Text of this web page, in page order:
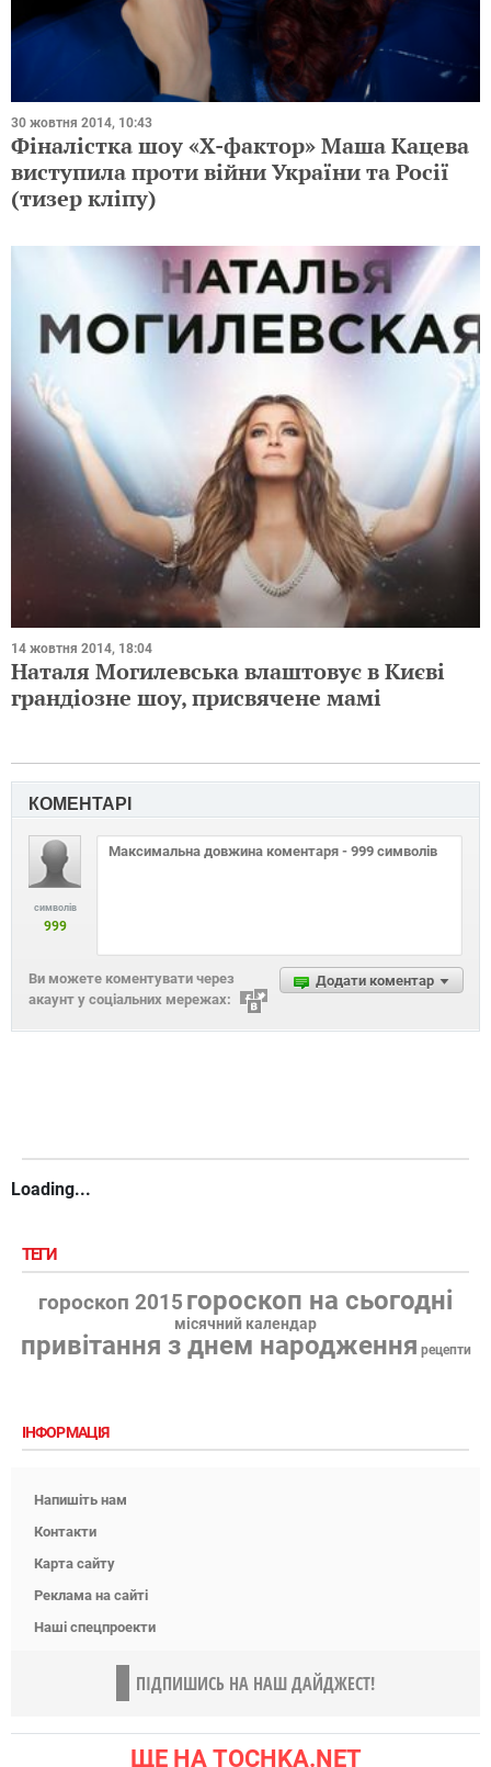
30 жовтня 2014, 10:43
Фіналістка шоу «Х-фактор» Маша Кацева
виступила проти війни України та Росії
(тизер кліпу)
14 жовтня 2014, 18:04
Наталя Могилевська влаштовує в Києві
грандіозне шоу, присвячене мамі
КОМЕНТАРІ
символів
999
Додати коментар
Ви можете коментувати через
акаунт у соціальних мережах:
Loading...
ТЕГИ
гороскоп 2015 гороскоп на сьогодні
місячний календар
привітання з днем народження рецепти
ІНФОРМАЦІЯ
Напишіть нам
Контакти
Карта сайту
Реклама на сайті
Наші спецпроекти
ПІДПИШИСЬ НА НАШ ДАЙДЖЕСТ!
ЩЕ НА TOCHKA.NET